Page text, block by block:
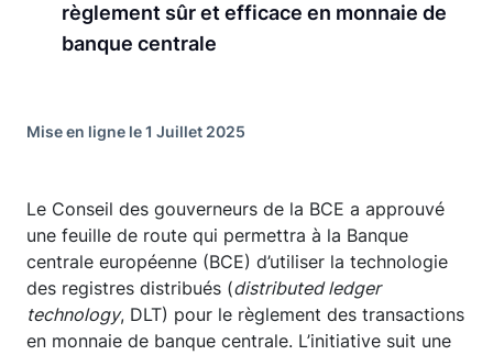
règlement sûr et efficace en monnaie de
banque centrale
Mise en ligne le 1 Juillet 2025
Le Conseil des gouverneurs de la BCE a approuvé
une feuille de route qui permettra à la Banque
centrale européenne (BCE) d’utiliser la technologie
des registres distribués (distributed ledger
technology, DLT) pour le règlement des transactions
en monnaie de banque centrale. L’initiative suit une